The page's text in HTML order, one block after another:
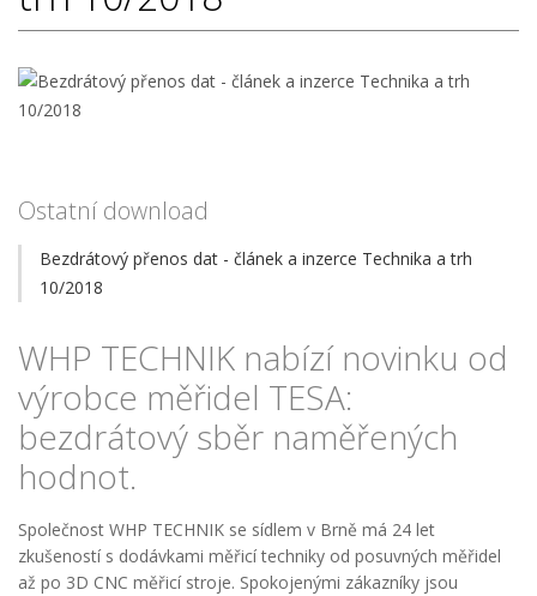
Ostatní download
Bezdrátový přenos dat - článek a inzerce Technika a trh
10/2018
WHP TECHNIK nabízí novinku od
výrobce měřidel TESA:
bezdrátový sběr naměřených
hodnot.
Společnost WHP TECHNIK se sídlem v Brně má 24 let
zkušeností s dodávkami měřicí techniky od posuvných měřidel
až po 3D CNC měřicí stroje. Spokojenými zákazníky jsou